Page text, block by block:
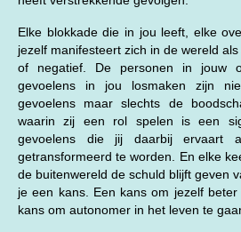
Elke blokkade die in jou leeft, elke
jezelf manifesteert zich in de wereld
of negatief. De personen in jouw
gevoelens in jou losmaken zijn
gevoelens maar slechts de
waarin zij een rol spelen is een
gevoelens die jij daarbij ervaart
getransformeerd te worden. En elke
de buitenwereld de schuld blijft geven
je een kans. Een kans om jezelf
kans om autonomer in het leven te